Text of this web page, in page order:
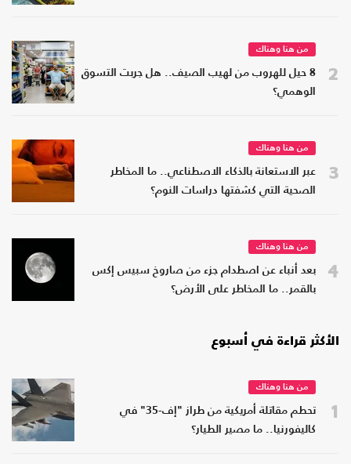
2
من هنا وهناك
8 حيل للهروب من لهيب الصيف.. هل جربت التسوق
الوهمي؟
3
من هنا وهناك
عبر الاستعانة بالذكاء الاصطناعي.. ما المخاطر
الصحية التي كشفتها دراسات النوم؟
4
من هنا وهناك
بعد أنباء عن اصطدام جزء من صاروخ سبيس إكس
بالقمر.. ما المخاطر على الأرض؟
الأكثر قراءة في أسبوع
1
من هنا وهناك
تحطم مقاتلة أمريكية من طراز "إف-35" في
كاليفورنيا.. ما مصير الطيار؟